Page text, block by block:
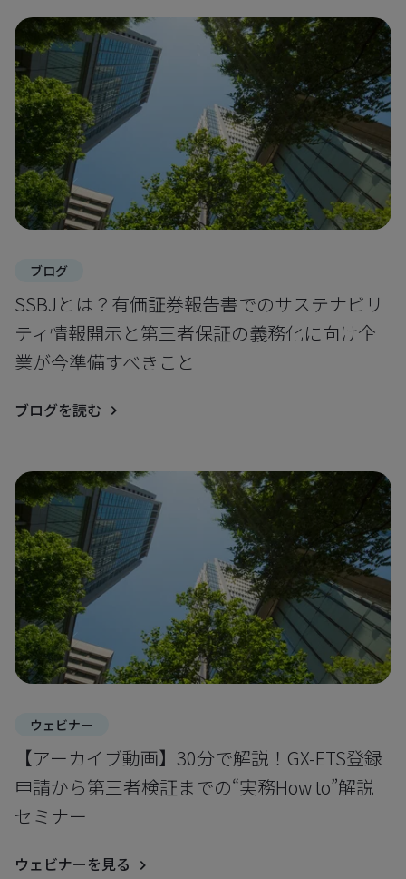
ブログ
SSBJとは？有価証券報告書でのサステナビリ
ティ情報開示と第三者保証の義務化に向け企
業が今準備すべきこと
ブログを読む
ウェビナー
【アーカイブ動画】30分で解説！GX-ETS登録
申請から第三者検証までの“実務How to”解説
セミナー
ウェビナーを見る